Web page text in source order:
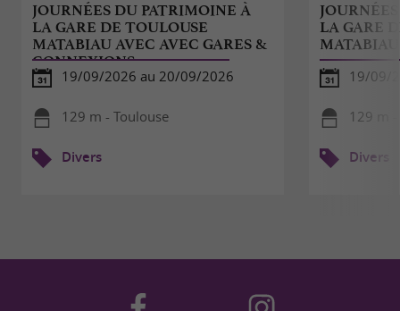
JOURNÉES DU PATRIMOINE À
LA GARE DE TOULOUSE
MATABIAU AVEC AVEC GARES &
CONNEXIONS
19/09/2026 au 20/09/2026
129 m - Toulouse
Divers
LA GARE
19/09/
129 m
Divers